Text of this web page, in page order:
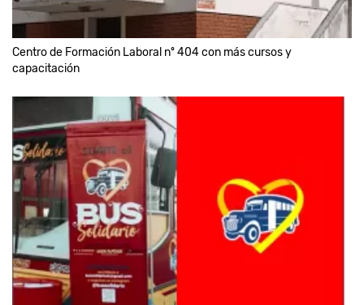
Centro de Formación Laboral nº 404 con más cursos y
capacitación